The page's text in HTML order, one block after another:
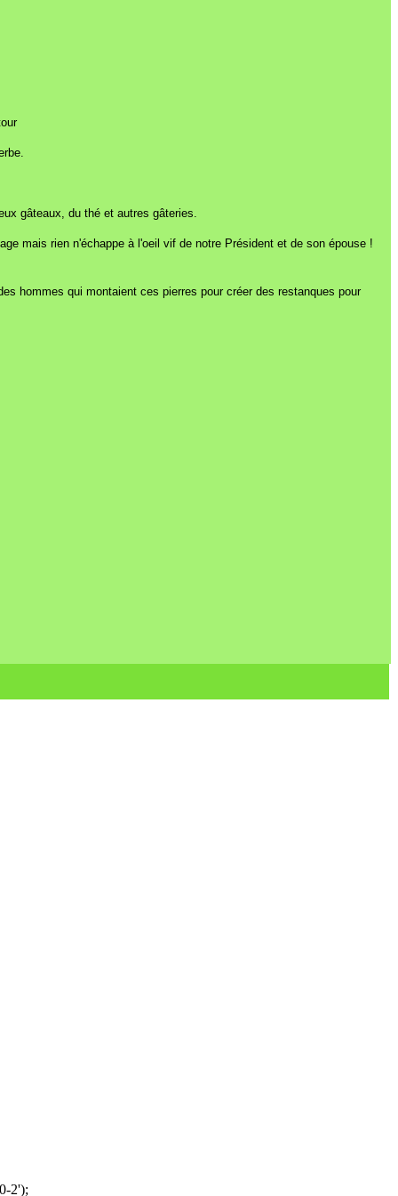
gâteaux, du thé et autres gâteries.
mais rien n'échappe à l'oeil vif de notre Président et de son épouse !
hommes qui montaient ces pierres pour créer des restanques pour
2');